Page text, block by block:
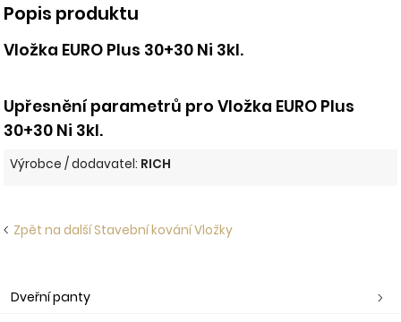
Popis produktu
Vložka EURO Plus 30+30 Ni 3kl.
Upřesnění parametrů pro Vložka EURO Plus
30+30 Ni 3kl.
Výrobce / dodavatel: RICH
Zpět na další Stavební kování Vložky
Dveřní panty